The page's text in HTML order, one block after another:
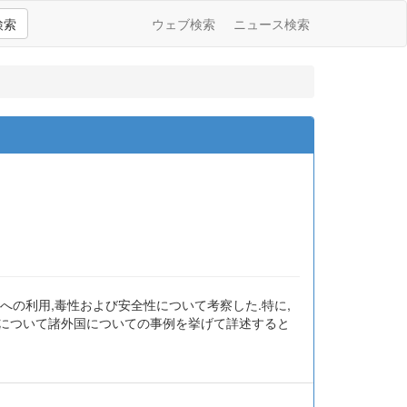
索 ウェブ検索 ニュース検索
の利用,毒性および安全性について考察した.特に,
いて諸外国についての事例を挙げて詳述すると